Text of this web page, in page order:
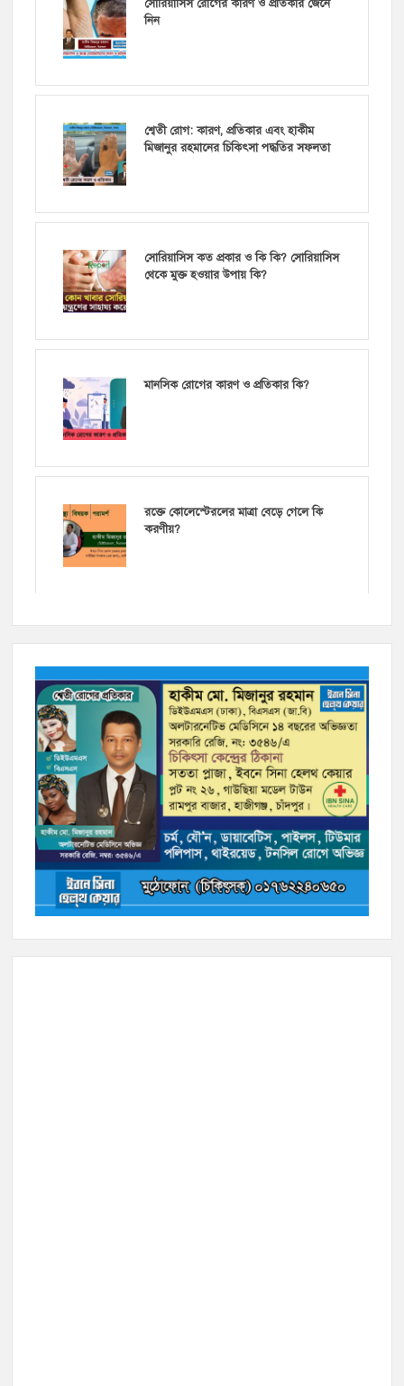
সোরিয়াসিস রোগের কারণ ও প্রতিকার জেনে
নিন
শ্বেতী রোগ: কারণ, প্রতিকার এবং হাকীম
মিজানুর রহমানের চিকিৎসা পদ্ধতির সফলতা
সোরিয়াসিস কত প্রকার ও কি কি? সোরিয়াসিস
থেকে মুক্ত হওয়ার উপায় কি?
মানসিক রোগের কারণ ও প্রতিকার কি?
রক্তে কোলেস্টেরলের মাত্রা বেড়ে গেলে কি
করণীয়?